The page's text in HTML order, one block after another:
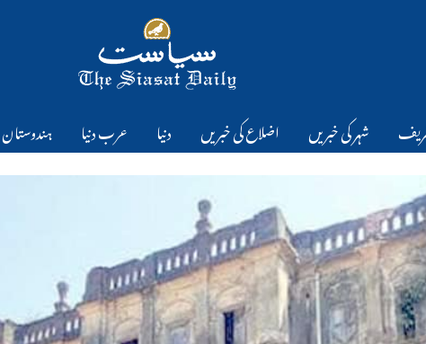
شہر کی خبریں اضلاع کی خبریں دنیا عرب دنیا ہندوستان